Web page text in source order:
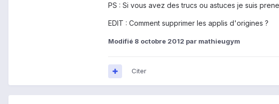
PS : Si vous avez des trucs ou astuces je suis
EDIT : Comment supprimer les applis d'origines ?
Modifié 8 octobre 2012 par mathieugym
Citer